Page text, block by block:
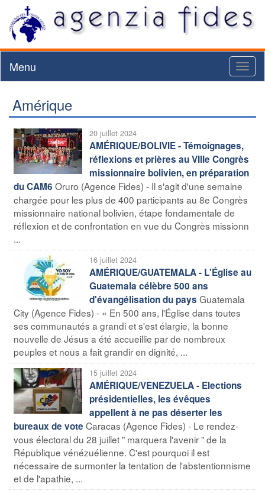
Menu
Amérique
20 juillet 2024
AMÉRIQUE/BOLIVIE - Témoignages,
réflexions et prières au VIIIe Congrès
missionnaire bolivien, en préparation
du CAM6 Oruro (Agence Fides) - Il s'agit d'une semaine
chargée pour les plus de 400 participants au 8e Congrès
missionnaire national bolivien, étape fondamentale de
réflexion et de confrontation en vue du Congrès missionn
...
16 juillet 2024
AMÉRIQUE/GUATEMALA - L'Église au
Guatemala célèbre 500 ans
d'évangélisation du pays Guatemala
City (Agence Fides) - « En 500 ans, l'Église dans toutes
ses communautés a grandi et s'est élargie, la bonne
nouvelle de Jésus a été accueillie par de nombreux
peuples et nous a fait grandir en dignité, ...
15 juillet 2024
AMÉRIQUE/VENEZUELA - Elections
présidentielles, les évêques
appellent à ne pas déserter les
bureaux de vote Caracas (Agence Fides) - Le rendez-
vous électoral du 28 juillet " marquera l'avenir " de la
République vénézuélienne. C'est pourquoi il est
nécessaire de surmonter la tentation de l'abstentionnisme
et de l'apathie, ...